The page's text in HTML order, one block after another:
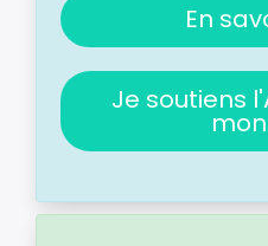
En
Je soutiens